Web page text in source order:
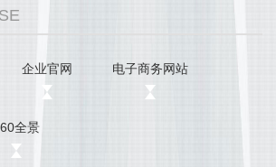
企业官网 电子商务网站
全景